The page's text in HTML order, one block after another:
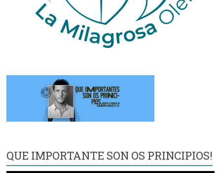
QUE IMPORTANTE SON OS PRINCIPIOS!